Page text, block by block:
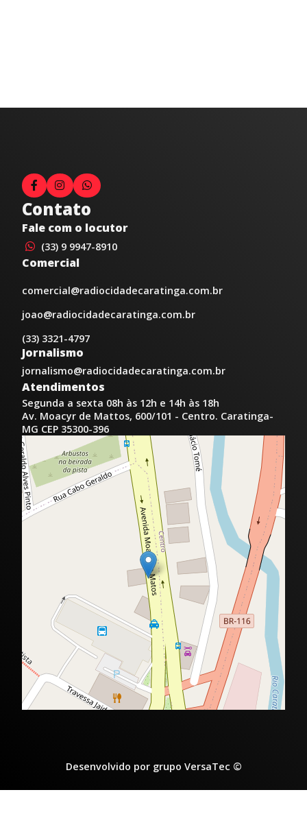
Contato
Fale com o locutor
(33) 9 9947-8910
Comercial
comercial@radiocidadecaratinga.com.br
joao@radiocidadecaratinga.com.br
(33) 3321-4797
Jornalismo
jornalismo@radiocidadecaratinga.com.br
Atendimentos
Segunda a sexta 08h às 12h e 14h às 18h
Av. Moacyr de Mattos, 600/101 - Centro. Caratinga-
MG CEP 35300-396
Desenvolvido por grupo VersaTec ©